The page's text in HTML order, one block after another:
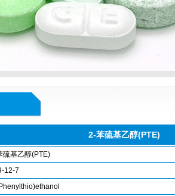
2-苯硫基乙醇(PTE)
硫基乙醇(PTE)
12-7